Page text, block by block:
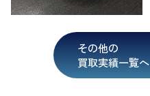
その他の
買取実績一覧へ